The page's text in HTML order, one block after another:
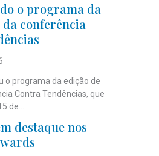
o programa da
conferência
o programa da edição de
Contra Tendências, que
de...
destaque nos